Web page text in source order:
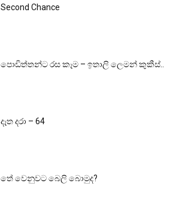
Second Chance
පොඩිත්තන්ට රස කෑම – ඉතාලි ලෙමන් කුකීස්..
දෑත දරා – 64
තේ වෙනුවට බෙලි බොමුද?